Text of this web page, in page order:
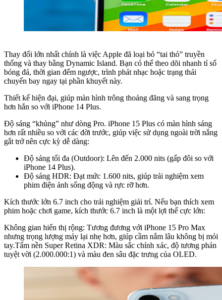
Thay đổi lớn nhất chính là việc Apple đã loại bỏ “tai thỏ” truyền
thống và thay bằng Dynamic Island. Bạn có thể theo dõi nhanh tỉ số
bóng đá, thời gian đếm ngược, trình phát nhạc hoặc trạng thái
chuyến bay ngay tại phần khuyết này.
Thiết kế hiện đại, giúp màn hình trông thoáng đãng và sang trọng
hơn hẳn so với iPhone 14 Plus.
Độ sáng “khủng” như dòng Pro. iPhone 15 Plus có màn hình sáng
hơn rất nhiều so với các đời trước, giúp việc sử dụng ngoài trời nắng
gắt trở nên cực kỳ dễ dàng:
Độ sáng tối đa (Outdoor): Lên đến 2.000 nits (gấp đôi so với
iPhone 14 Plus).
Độ sáng HDR: Đạt mức 1.600 nits, giúp trải nghiệm xem
phim điện ảnh sống động và rực rỡ hơn.
Kích thước lớn 6.7 inch cho trải nghiệm giải trí. Nếu bạn thích xem
phim hoặc chơi game, kích thước 6.7 inch là một lợi thế cực lớn:
Không gian hiển thị rộng: Tương đương với iPhone 15 Pro Max
nhưng trọng lượng máy lại nhẹ hơn, giúp cầm nắm lâu không bị mỏi
tay.Tấm nền Super Retina XDR: Màu sắc chính xác, độ tương phản
tuyệt vời (2.000.000:1) và màu đen sâu đặc trưng của OLED.